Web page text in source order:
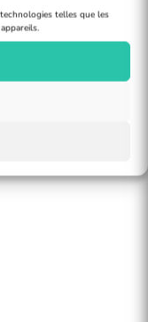
telles que les